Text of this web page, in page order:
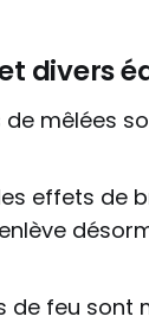
divers
de mêlées
effets de
de feu sont